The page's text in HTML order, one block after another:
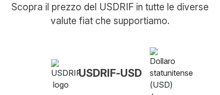
Scopra il prezzo del USDRIF in tutte le diverse
valute fiat che supportiamo.
USDRIF-USD